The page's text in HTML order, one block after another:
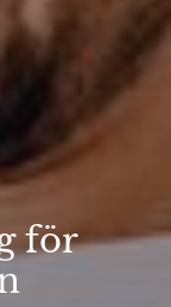
för